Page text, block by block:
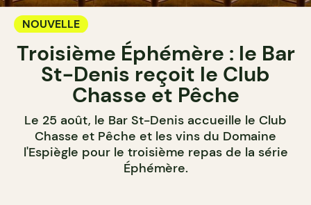
NOUVELLE
Troisième Éphémère : le Bar
St-Denis reçoit le Club
Chasse et Pêche
Le 25 août, le Bar St-Denis accueille le Club
Chasse et Pêche et les vins du Domaine
l'Espiègle pour le troisième repas de la série
Éphémère.